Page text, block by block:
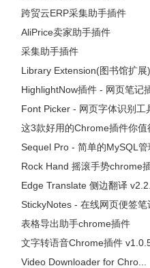
跨贸云ERP采集助手插件
AliPrice卖家助手插件
采集助手插件
Library Extension(图书馆扩展
HighlightNow插件 - 网页笔记
Font Picker - 网页字体识别工
这3款好用的Chrome插件你值
Sequel Pro - 简单的MySQL管
Rock Hand 摇滚手势chrome
Edge Translate 侧边翻译
StickyNotes - 在线网页便签笔
表格导出助手chrome插件
文字转语音Chrome插件
Video Downloader for Chro...